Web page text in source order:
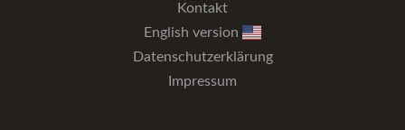
Kontakt
English version
Datenschutzerklärung
Impressum